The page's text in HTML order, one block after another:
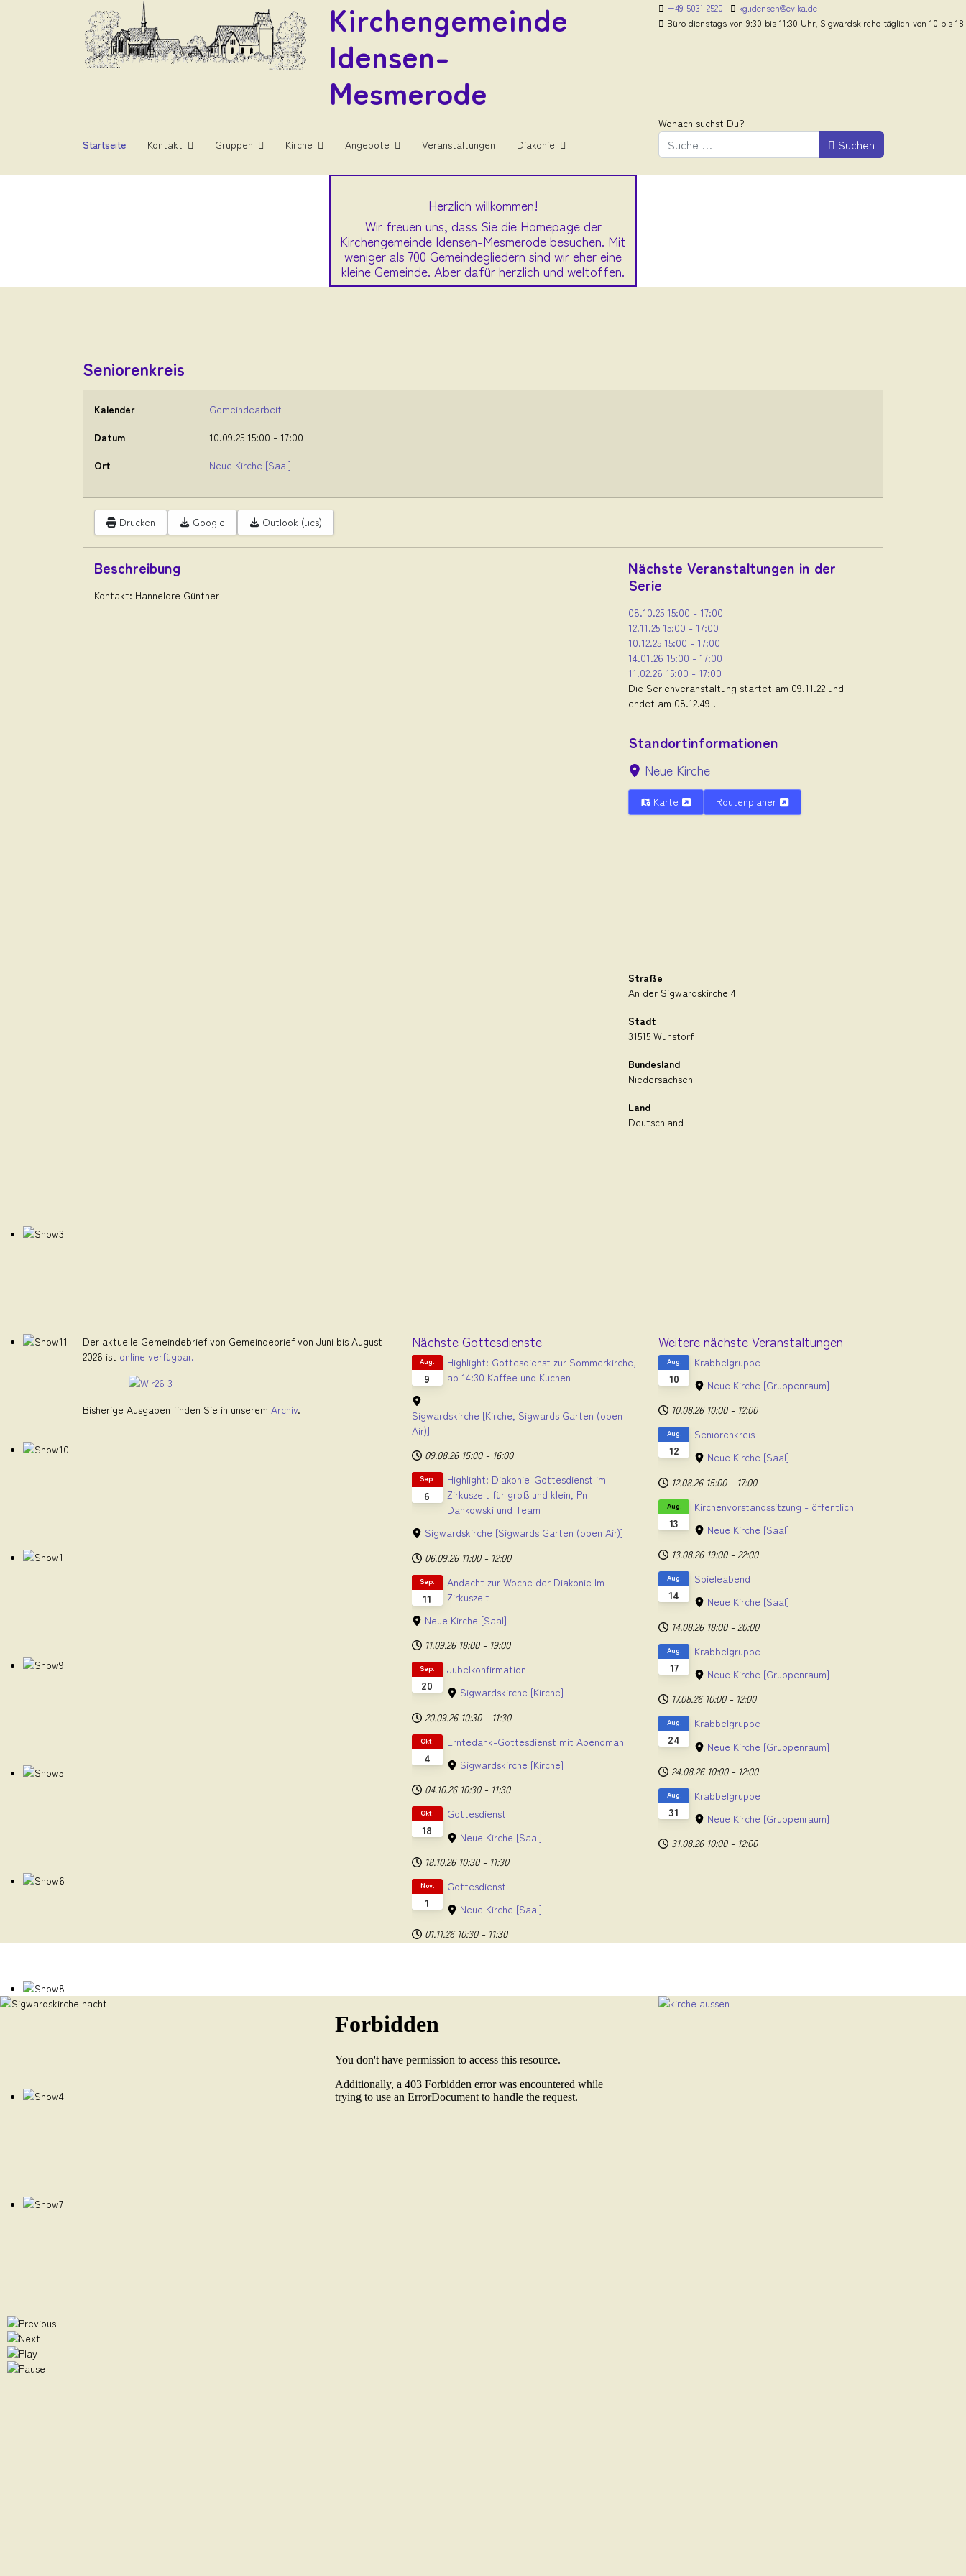
Kirchengemeinde
Idensen-
Mesmerode
+49 5031 2520
kg.idensen@evlka.de
Büro dienstags von 9:30 bis 11:30 Uhr, Sigwardskirche täglich von 10 bis
Startseite Kontakt Gruppen Kirche Angebote Veranstaltungen Diakonie
Wonach suchst Du?
Suchen
Herzlich willkommen!
Wir freuen uns, dass Sie die Homepage der
Kirchengemeinde Idensen-Mesmerode besuchen. Mit
weniger als 700 Gemeindegliedern sind wir eher eine
kleine Gemeinde. Aber dafür herzlich und weltoffen.
Seniorenkreis
Kalender
Gemeindearbeit
Datum
10.09.25 15:00 - 17:00
Ort
Neue Kirche [Saal]
Drucken Google Outlook (.ics)
Beschreibung
Kontakt: Hannelore Günther
Nächste Veranstaltungen in der
Serie
08.10.25 15:00 - 17:00
12.11.25 15:00 - 17:00
10.12.25 15:00 - 17:00
14.01.26 15:00 - 17:00
11.02.26 15:00 - 17:00
Die Serienveranstaltung startet am 09.11.22 und
endet am 08.12.49 .
Standortinformationen
Neue Kirche
Karte Routenplaner
Straße
An der Sigwardskirche 4
Stadt
31515 Wunstorf
Bundesland
Niedersachsen
Land
Deutschland
Der aktuelle Gemeindebrief von Gemeindebrief von Juni bis August
2026 ist online verfügbar.
Bisherige Ausgaben finden Sie in unserem Archiv.
Nächste Gottesdienste
9
Aug.
Highlight: Gottesdienst zur Sommerkirche,
ab 14:30 Kaffee und Kuchen
Sigwardskirche [Kirche, Sigwards Garten (open
Air)]
09.08.26 15:00 - 16:00
6
Sep.
Highlight: Diakonie-Gottesdienst im
Zirkuszelt für groß und klein, Pn
Dankowski und Team
Sigwardskirche [Sigwards Garten (open Air)]
06.09.26 11:00 - 12:00
11
Sep.
Andacht zur Woche der Diakonie Im
Zirkuszelt
Neue Kirche [Saal]
11.09.26 18:00 - 19:00
20
Sep.
Jubelkonfirmation
Sigwardskirche [Kirche]
20.09.26 10:30 - 11:30
4
Okt.
Erntedank-Gottesdienst mit Abendmahl
Sigwardskirche [Kirche]
04.10.26 10:30 - 11:30
18
Okt.
Gottesdienst
Neue Kirche [Saal]
18.10.26 10:30 - 11:30
1
Nov.
Gottesdienst
Neue Kirche [Saal]
01.11.26 10:30 - 11:30
Weitere nächste Veranstaltungen
10
Aug.
Krabbelgruppe
Neue Kirche [Gruppenraum]
10.08.26 10:00 - 12:00
12
Aug.
Seniorenkreis
Neue Kirche [Saal]
12.08.26 15:00 - 17:00
13
Aug.
Kirchenvorstandssitzung - öffentlich
Neue Kirche [Saal]
13.08.26 19:00 - 22:00
14
Aug.
Spieleabend
Neue Kirche [Saal]
14.08.26 18:00 - 20:00
17
Aug.
Krabbelgruppe
Neue Kirche [Gruppenraum]
17.08.26 10:00 - 12:00
24
Aug.
Krabbelgruppe
Neue Kirche [Gruppenraum]
24.08.26 10:00 - 12:00
31
Aug.
Krabbelgruppe
Neue Kirche [Gruppenraum]
31.08.26 10:00 - 12:00